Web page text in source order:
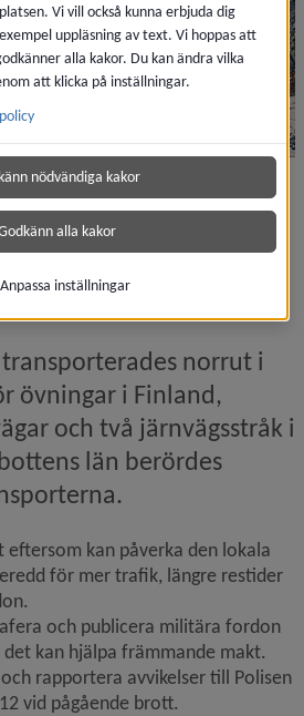
Militärregionen
genom
norrut i
övningar i Finland,
och två järnvägsstråk i
län berördes
kan påverka den lokala
för mer trafik, längre restider
och publicera militära fordon
kan hjälpa främmande makt.
rapportera avvikelser till Polisen
vid pågående brott.
Vi vill också kunna erbjuda dig
uppläsning av text. Vi hoppas att
alla kakor. Du kan ändra vilka
att klicka på inställningar.
nödvändiga kakor
alla kakor
Anpassa inställningar